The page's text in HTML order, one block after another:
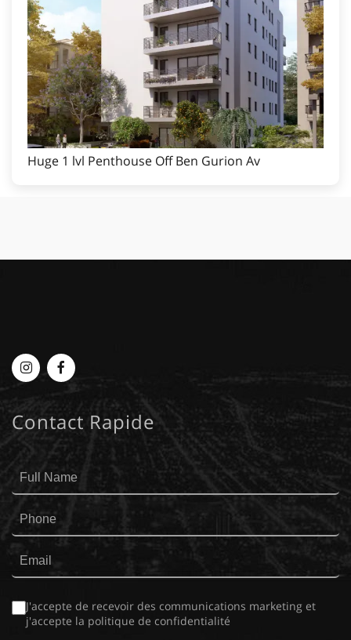
Huge 1 lvl Penthouse Off Ben Gurion Av
Myplace
Instagram
MyPlace
Facebook
Contact Rapide
J'accepte de recevoir des communications marketing et
j'accepte la politique de confidentialité